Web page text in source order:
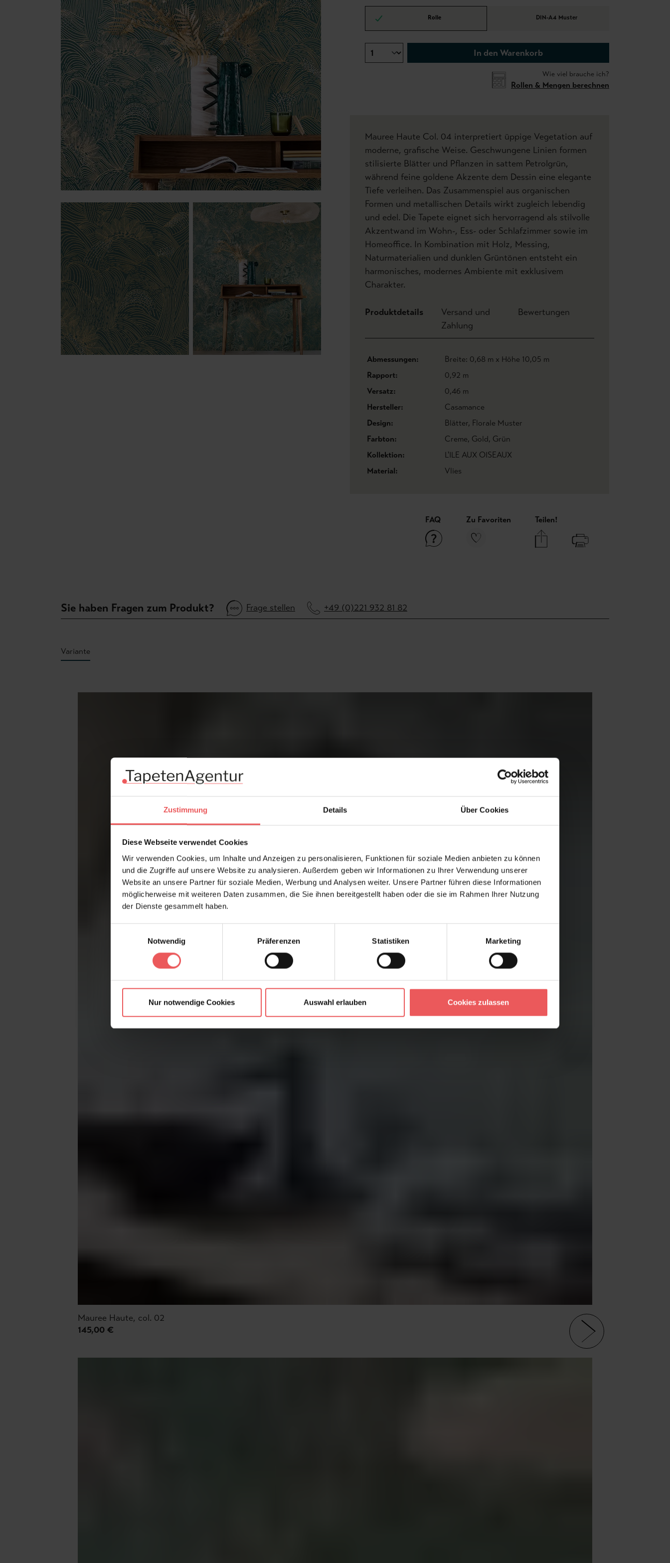
Zustimmung Details Über Cookies
Diese Webseite verwendet Cookies
Wir verwenden Cookies, um Inhalte und Anzeigen zu personalisieren, Funktionen für soziale Medien anbieten zu können
und die Zugriffe auf unsere Website zu analysieren. Außerdem geben wir Informationen zu Ihrer Verwendung unserer
Website an unsere Partner für soziale Medien, Werbung und Analysen weiter. Unsere Partner führen diese Informationen
möglicherweise mit weiteren Daten zusammen, die Sie ihnen bereitgestellt haben oder die sie im Rahmen Ihrer Nutzung
der Dienste gesammelt haben.
Notwendig
Präferenzen Statistiken Marketing
Nur notwendige Cookies Auswahl erlauben Cookies zulassen
Rolle DIN-A4 Muster
In den Warenkorb
Wie viel brauche ich?
Rollen & Mengen berechnen
Mauree Haute Col. 04 interpretiert üppige Vegetation auf
moderne, grafische Weise. Geschwungene Linien formen
stilisierte Blätter und Pflanzen in sattem Petrolgrün,
während feine goldene Akzente dem Dessin eine elegante
Tiefe verleihen. Das Zusammenspiel aus organischen
Formen und metallischen Details wirkt zugleich lebendig
und edel. Die Tapete eignet sich hervorragend als stilvolle
Akzentwand im Wohn-, Ess- oder Schlafzimmer sowie im
Homeoffice. In Kombination mit Holz, Messing,
Naturmaterialien und dunklen Grüntönen entsteht ein
harmonisches, modernes Ambiente mit exklusivem
Charakter.
Produktdetails
Versand und
Zahlung
Bewertungen
Abmessungen:
Breite: 0,68 m x Höhe 10,05 m
Rapport:
0,92 m
Versatz:
0,46 m
Hersteller:
Casamance
Design:
Blätter, Florale Muster
Farbton:
Creme, Gold, Grün
Kollektion:
L'ILE AUX OISEAUX
Material:
Vlies
FAQ Zu Favoriten Teilen!
Sie haben Fragen zum Produkt? Frage stellen +49 (0)221 932 81 82
Variante
Mauree Haute, col. 02
145,00 €